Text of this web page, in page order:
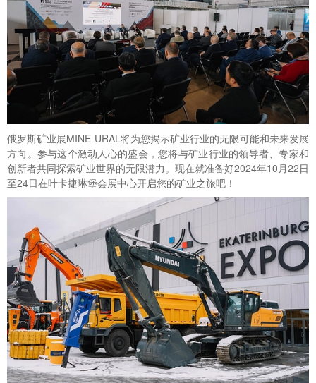
俄罗斯矿业展MINE URAL将为您揭示矿业行业的无限可能和未来发展
方向。参与这个激动人心的盛会，您将与矿业行业的领导者、专家和
创新者共同探索矿业世界的无限潜力。现在就准备好2024年10月22日
至24日在叶卡捷琳堡会展中心开启您的矿业之旅吧！